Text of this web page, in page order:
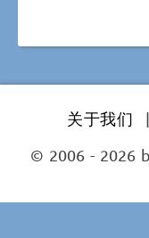
关于我们 |
© 2006 - 2026